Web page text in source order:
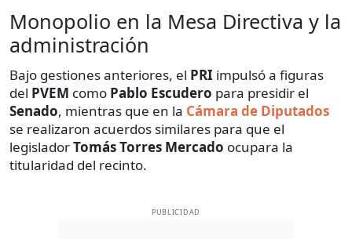
Monopolio en la Mesa Directiva y la
administración
Bajo gestiones anteriores, el PRI impulsó a figuras
del PVEM como Pablo Escudero para presidir el
Senado, mientras que en la Cámara de Diputados
se realizaron acuerdos similares para que el
legisladorTomás Torres Mercado ocupara la
titularidad del recinto.
PUBLICIDAD